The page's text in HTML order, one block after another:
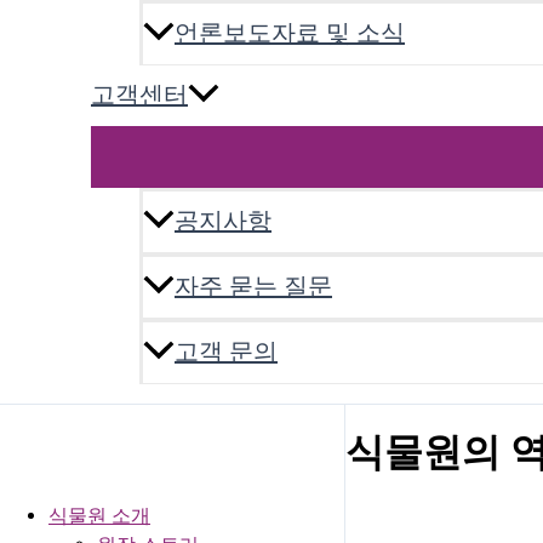
언론보도자료 및 소식
고객센터
공지사항
자주 묻는 질문
고객 문의
식물원 소개
식물원의